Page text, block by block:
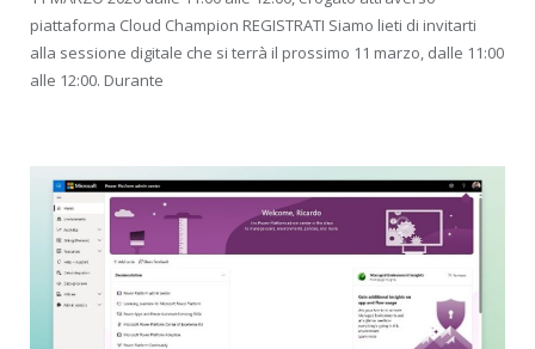
piattaforma Cloud Champion REGISTRATI Siamo lieti di invitarti
alla sessione digitale che si terrà il prossimo 11 marzo, dalle 11:00
alle 12:00. Durante